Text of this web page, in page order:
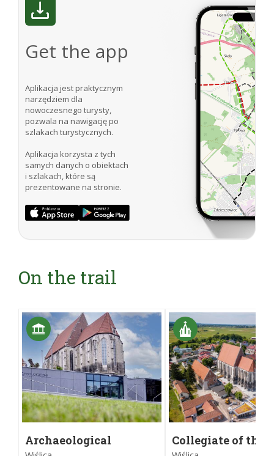
Get the app
Aplikacja jest praktycznym
narzędziem dla
nowoczesnego turysty,
pozwala na nawigację po
szlakach turystycznych.
Aplikacja korzysta z tych
samych danych o obiektach
i szlakach, które są
prezentowane na stronie.
On the trail
Archaeological
Museum in Wiślica
Collegiate of the
of the Blessed